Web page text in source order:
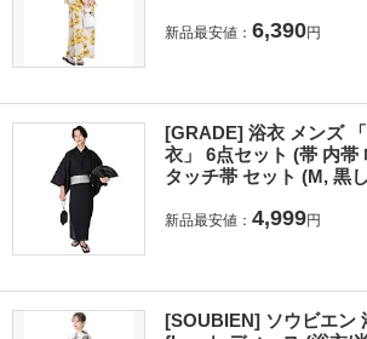
新品最安値： 6,390円
[GRADE] 浴衣 メンズ
衣」 6点セット (帯 内帯
タッチ帯 セット (M, 黒
新品最安値： 4,999円
[SOUBIEN] ソウビエン